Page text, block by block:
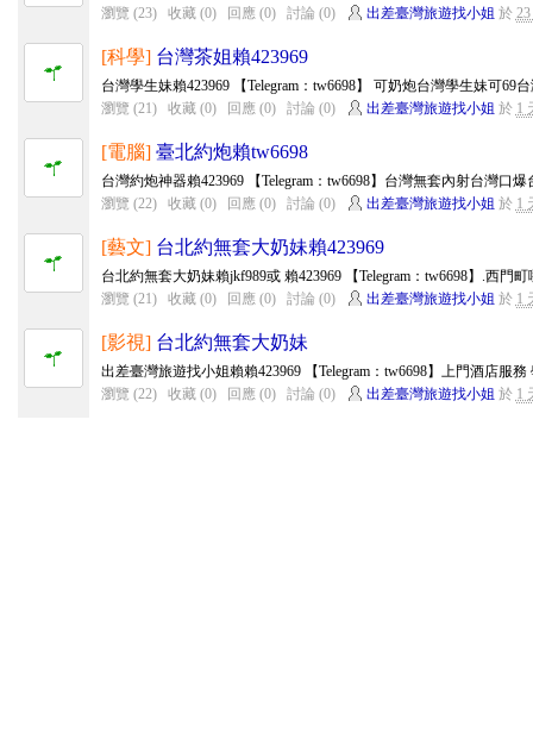
瀏覽 (23)
收藏 (0) 回應 (0) 討論 (0) 出差臺灣旅遊找小姐 於
[科學] 台灣茶姐賴423969
台灣學生妹賴423969 【Telegram：tw6698】 可奶炮台灣學生妹可69
瀏覽 (21)
收藏 (0) 回應 (0) 討論 (0) 出差臺灣旅遊找小姐 於 1
[電腦] 臺北約炮賴tw6698
台灣約炮神器賴423969 【Telegram：tw6698】台灣無套內射台灣口
瀏覽 (22)
收藏 (0) 回應 (0) 討論 (0) 出差臺灣旅遊找小姐 於 1
[藝文] 台北約無套大奶妹賴423969
台北約無套大奶妹賴jkf989或 賴423969 【Telegram：tw6698】.西門
瀏覽 (21)
收藏 (0) 回應 (0) 討論 (0) 出差臺灣旅遊找小姐 於 1
[影視] 台北約無套大奶妹
出差臺灣旅遊找小姐賴賴423969 【Telegram：tw6698】上門酒店服
瀏覽 (22)
收藏 (0) 回應 (0) 討論 (0) 出差臺灣旅遊找小姐 於 1